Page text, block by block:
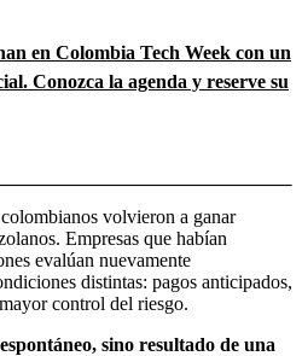
en Colombia Tech Week con un
Conozca la agenda y reserve su
volvieron a ganar
Empresas que habían
evalúan nuevamente
distintas: pagos anticipados,
control del riesgo.
sino resultado de una